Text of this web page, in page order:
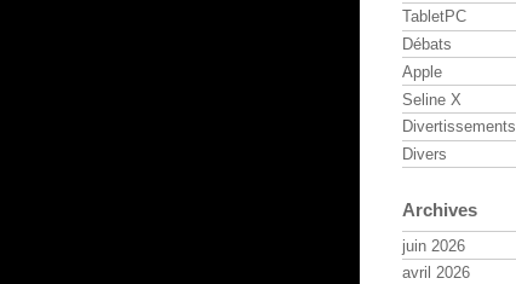
TabletPC
Débats
Apple
Seline X
Divertissements
Divers
Archives
juin 2026
avril 2026